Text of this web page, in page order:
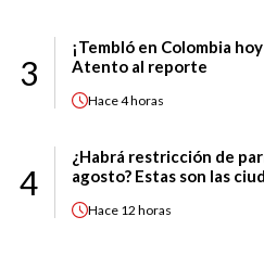
3
¡Tembló en Colombia
Atento al reporte
Hace4 horas
4
¿Habrá restricción de
agosto? Estas son las
Hace 12 horas